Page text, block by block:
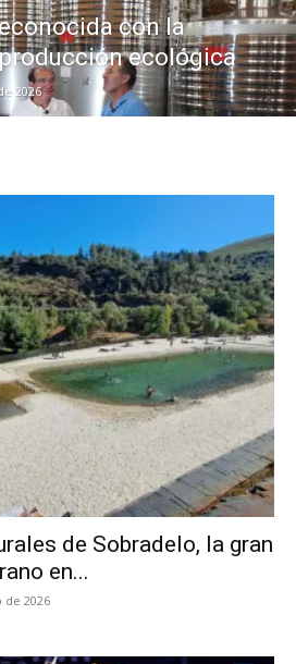
con la
ecológica
2026
de Sobradelo, la gran
en...
de 2026